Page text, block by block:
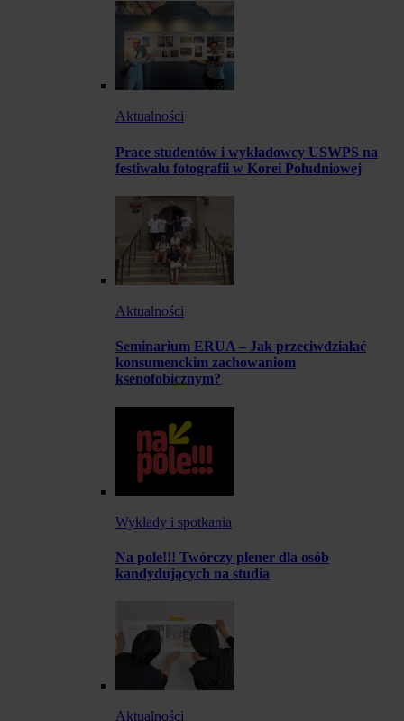
Aktualności
Prace studentów i wykładowcy USWPS na
festiwalu fotografii w Korei Południowej
Aktualności
Seminarium ERUA – Jak przeciwdziałać
konsumenckim zachowaniom
ksenofobicznym?
Wykłady i spotkania
Na pole!!! Twórczy plener dla osób
kandydujących na studia
Aktualności